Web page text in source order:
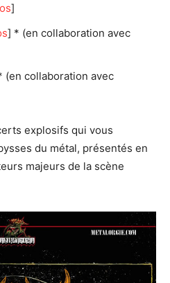
]
] * (en collaboration avec
(en collaboration avec
explosifs qui vous
du métal, présentés en
majeurs de la scène